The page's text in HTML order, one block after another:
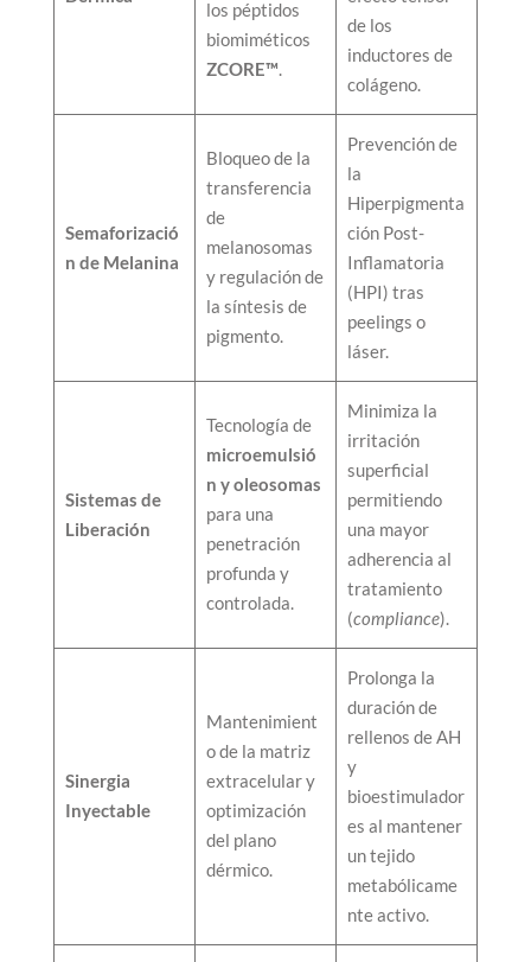
los péptidos
biomiméticos
ZCORE™.
de los
inductores de
colágeno.
Semaforizació
n de Melanina
Bloqueo de la
transferencia
de
melanosomas
y regulación de
la síntesis de
pigmento.
Prevención de
la
Hiperpigmenta
ción Post-
Inflamatoria
(HPI) tras
peelings o
láser.
Sistemas de
Liberación
Tecnología de
microemulsió
n y oleosomas
para una
penetración
profunda y
controlada.
Minimiza la
irritación
superficial
permitiendo
una mayor
adherencia al
tratamiento
(compliance).
Sinergia
Inyectable
Mantenimient
o de la matriz
extracelular y
optimización
del plano
dérmico.
Prolonga la
duración de
rellenos de AH
y
bioestimulador
es al mantener
un tejido
metabólicame
nte activo.